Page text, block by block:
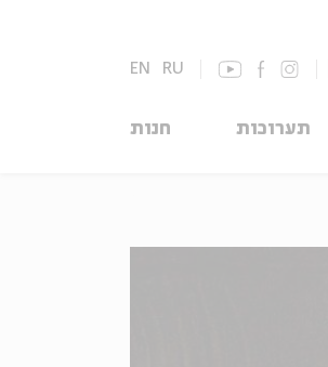
EN RU
תערוכות חנות